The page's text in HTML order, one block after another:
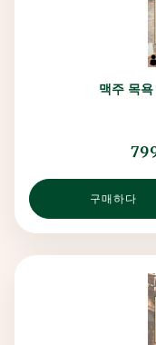
맥주 목
구매하다